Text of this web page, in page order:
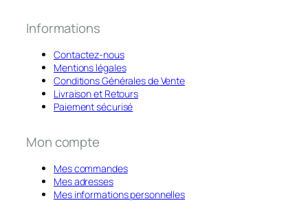
Informations
Contactez-nous
Mentions légales
Conditions Générales de Vente
Livraison et Retours
Paiement sécurisé
Mon compte
Mes commandes
Mes adresses
Mes informations personnelles